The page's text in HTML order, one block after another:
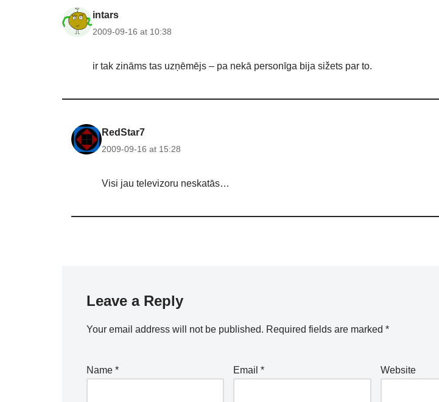
intars
2009-09-16 at 10:38
ir tak zināms tas uzņēmējs – pa nekā personīga bija sižets par to.
RedStar7
2009-09-16 at 15:28
Visi jau televizoru neskatās…
Leave a Reply
Your email address will not be published. Required fields are marked *
Name * Email* Website